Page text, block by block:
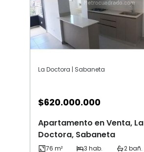
La Doctora | Sabaneta
$620.000.000
Apartamento en Venta, La
Doctora, Sabaneta